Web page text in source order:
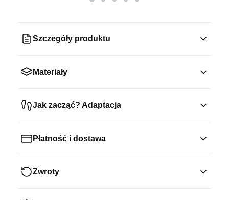
Szczegóły produktu
Materiały
Jak zacząć? Adaptacja
Płatność i dostawa
Zwroty